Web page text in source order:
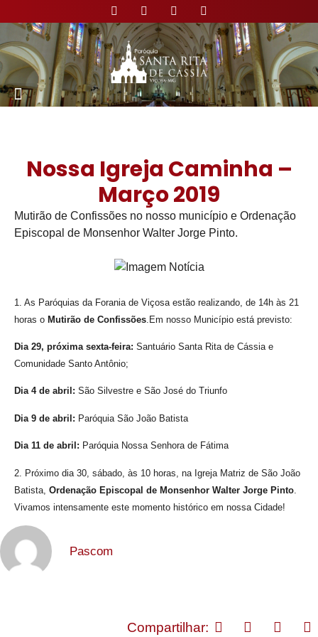
Nossa Igreja Caminha –
Março 2019
Mutirão de Confissões no nosso município e Ordenação
Episcopal de Monsenhor Walter Jorge Pinto.
1. As Paróquias da Forania de Viçosa estão realizando, de 14h às 21
horas o Mutirão de Confissões Em nosso Município está previsto:
Dia 29, próxima sexta-feira: Santuário Santa Rita de Cássia e
Comunidade Santo Antônio;
Dia 4 de abril: São Silvestre e São José do Triunfo
Dia 9 de abril: Paróquia São João Batista
Dia 11 de abril: Paróquia Nossa Senhora de Fátima
2. Próximo dia 30, sábado, às 10 horas, na Igreja Matriz de São João
Batista, Ordenação Episcopal de Monsenhor Walter Jorge Pinto
Vivamos intensamente este momento histórico em nossa Cidade!
Pascom
Compartilhar: